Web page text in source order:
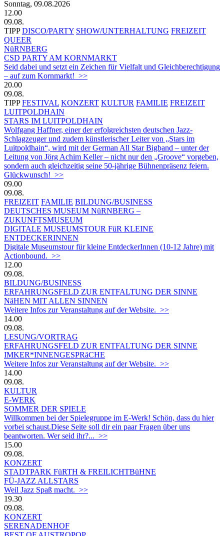
Sonntag, 09.08.2026
12.00
09.08.
TIPP DISCO/PARTY SHOW/UNTERHALTUNG FREIZEIT
QUEER
NüRNBERG
CSD PARTY AM KORNMARKT
Seid dabei und setzt ein Zeichen für Vielfalt und Gleichberechtigung
– auf zum Kornmarkt! >>
20.00
09.08.
TIPP FESTIVAL KONZERT KULTUR FAMILIE FREIZEIT
LUITPOLDHAIN
STARS IM LUITPOLDHAIN
Wolfgang Haffner, einer der erfolgreichsten deutschen Jazz-
Schlagzeuger und zudem künstlerischer Leiter von „Stars im
Luitpoldhain“, wird mit der German All Star Bigband – unter der
Leitung von Jörg Achim Keller – nicht nur den „Groove“ vorgeben,
sondern auch gleichzeitig seine 50-jährige Bühnenpräsenz feiern.
Glückwunsch! >>
09.00
09.08.
FREIZEIT FAMILIE BILDUNG/BUSINESS
DEUTSCHES MUSEUM NüRNBERG –
ZUKUNFTSMUSEUM
DIGITALE MUSEUMSTOUR FüR KLEINE
ENTDECKERINNEN
Digitale Museumstour für kleine EntdeckerInnen (10-12 Jahre) mit
Actionbound. >>
12.00
09.08.
BILDUNG/BUSINESS
ERFAHRUNGSFELD ZUR ENTFALTUNG DER SINNE
NäHEN MIT ALLEN SINNEN
Weitere Infos zur Veranstaltung auf der Website. >>
14.00
09.08.
LESUNG/VORTRAG
ERFAHRUNGSFELD ZUR ENTFALTUNG DER SINNE
IMKER*INNENGESPRäCHE
Weitere Infos zur Veranstaltung auf der Website. >>
14.00
09.08.
KULTUR
E-WERK
SOMMER DER SPIELE
Willkommen bei der Spielegruppe im E-Werk! Schön, dass du hier
vorbei schaust.Diese Seite soll dir ein paar Fragen über uns
beantworten. Wer seid ihr?... >>
15.00
09.08.
KONZERT
STADTPARK FüRTH & FREILICHTBüHNE
FÜ-JAZZ ALLSTARS
Weil Jazz Spaß macht. >>
19.30
09.08.
KONZERT
SERENADENHOF